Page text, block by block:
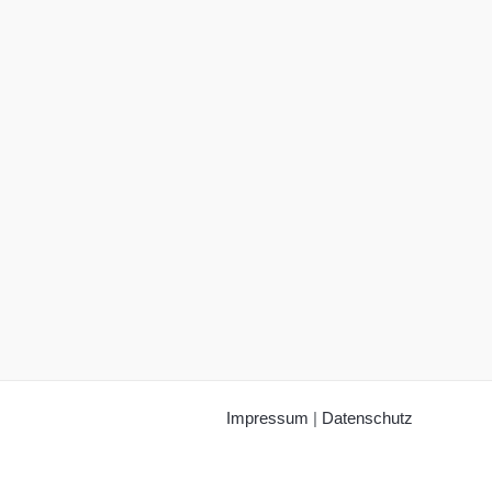
Impressum | Datenschutz